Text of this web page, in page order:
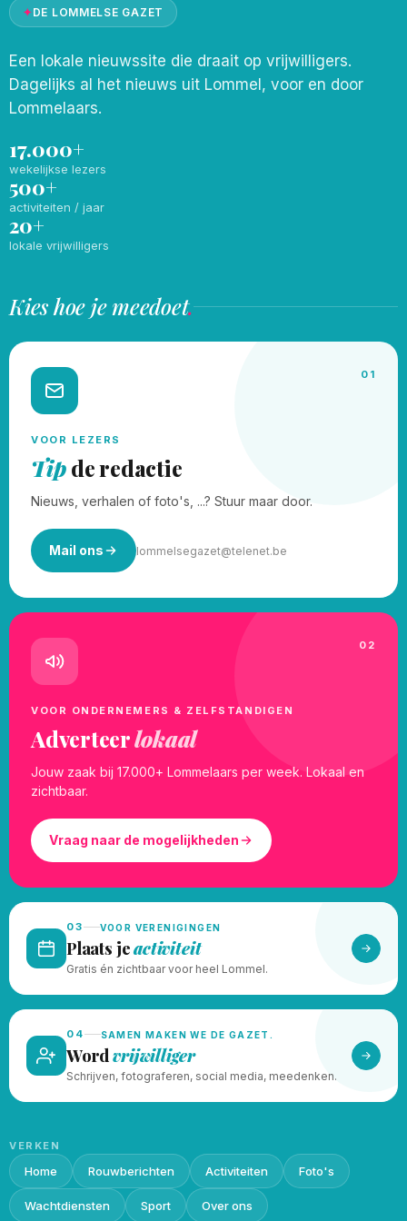
✦DE LOMMELSE GAZET
Een lokale nieuwssite die draait op vrijwilligers.
Dagelijks al het nieuws uit Lommel, voor en door
Lommelaars.
17.000+
wekelijkse lezers
500+
activiteiten / jaar
20+
lokale vrijwilligers
Kies hoe je meedoet.
01
VOOR LEZERS
Tipde redactie
Nieuws, verhalen of foto's, ...? Stuur maar door.
Mail ons lommelsegazet@telenet.be
02
VOOR ONDERNEMERS & ZELFSTANDIGEN
Adverteerlokaal
Jouw zaak bij 17.000+ Lommelaars per week. Lokaal en
zichtbaar.
Vraag naar de mogelijkheden
03 VOOR VERENIGINGEN
Plaats jeactiviteit
Gratis én zichtbaar voor heel Lommel.
04 SAMEN MAKEN WE DE GAZET.
Wordvrijwilliger
Schrijven, fotograferen, social media, meedenken.
VERKEN
Home Rouwberichten Activiteiten Foto's
Wachtdiensten Sport Over ons